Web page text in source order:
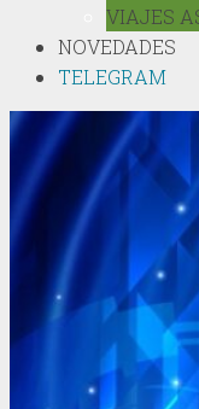
VIAJES
NOVEDADES
TELEGRAM